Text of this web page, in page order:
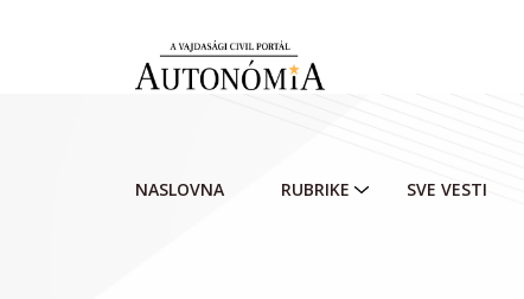
NASLOVNA RUBRIKE SVE VESTI